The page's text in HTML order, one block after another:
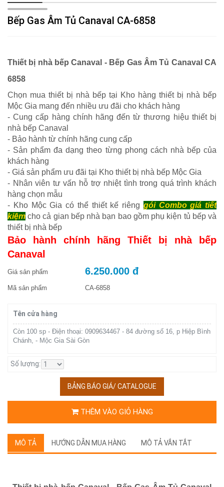
Bếp Gas Âm Tủ Canaval CA-6858
Thiết bị nhà bếp Canaval - Bếp Gas Âm Tủ Canaval CA
6858
Chọn mua thiết bị nhà bếp tại Kho hàng thiết bị nhà bếp
Mộc Gia mang đến nhiều ưu đãi cho khách hàng
- Cung cấp hàng chính hãng đến từ thương hiệu thiết bị
nhà bếp Canaval
- Bảo hành từ chính hãng cung cấp
- Sản phẩm đa dạng theo từng phong cách nhà bếp của
khách hàng
- Giá sản phẩm ưu đãi tại Kho thiết bị nhà bếp Mộc Gia
- Nhân viên tư vấn hỗ trợ nhiệt tình trong quá trình khách
hàng chọn mẫu
- Kho Mộc Gia có thể thiết kế riêng gói Combo giá tiết
kiệm cho cả gian bếp nhà bạn bao gồm phụ kiện tủ bếp và
thiết bị nhà bếp
Bảo hành chính hãng Thiết bị nhà bếp
Canaval
Giá sản phẩm 6.250.000 đ
Mã sản phẩm CA-6858
Tên cửa hàng
Còn 100 sp - Điện thoại: 0909634467 - 84 đường số 16, p Hiệp Bình
Chánh, - Mộc Gia Sài Gòn
Số lượng:
BẢNG BÁO GIÁ/ CATALOGUE
THÊM VÀO GIỎ HÀNG
MÔ TẢ HƯỚNG DẪN MUA HÀNG MÔ TẢ VẮN TẮT